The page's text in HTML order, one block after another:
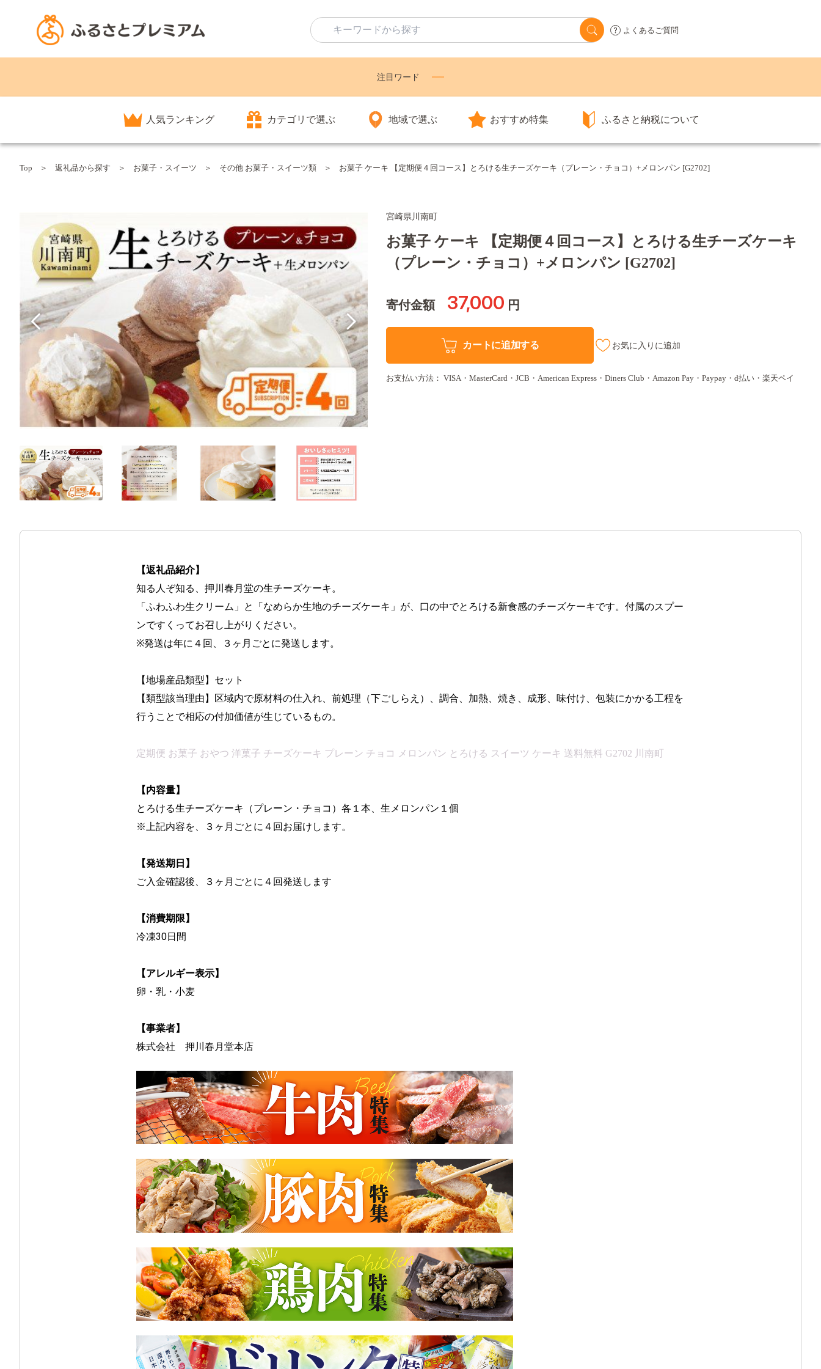
よくあるご質問
注目ワード
人気ランキング カテゴリで選ぶ 地域で選ぶ おすすめ特集 ふるさと納税について
Top 返礼品から探す お菓子・スイーツ その他 お菓子・スイーツ類 お菓子 ケーキ 【定期便４回コース】とろける生チーズケーキ（プレーン・チョコ）+メロンパン [G2702]
宮崎県川南町
お菓子 ケーキ 【定期便４回コース】とろける生チーズケーキ
（プレーン・チョコ）+メロンパン [G2702]
寄付金額 37,000 円
カートに追加する お気に入りに追加
お支払い方法： VISA・MasterCard・JCB・American Express・Diners Club・Amazon Pay・Paypay・d払い・楽天ペイ
【返礼品紹介】
知る人ぞ知る、押川春月堂の生チーズケーキ。
「ふわふわ生クリーム」と「なめらか生地のチーズケーキ」が、口の中でとろける新食感のチーズケーキです。付属のスプー
ンですくってお召し上がりください。
※発送は年に４回、３ヶ月ごとに発送します。
【地場産品類型】セット
【類型該当理由】区域内で原材料の仕入れ、前処理（下ごしらえ）、調合、加熱、焼き、成形、味付け、包装にかかる工程を
行うことで相応の付加価値が生じているもの。
定期便 お菓子 おやつ 洋菓子 チーズケーキ プレーン チョコ メロンパン とろける スイーツ ケーキ 送料無料 G2702 川南町
【内容量】
とろける生チーズケーキ（プレーン・チョコ）各１本、生メロンパン１個
※上記内容を、
３ヶ月ごとに４回お届けします。
【発送期日】
ご入金確認後、３ヶ月ごとに４回発送します
【消費期限】
冷凍30日間
【アレルギー表示】
卵・乳・小麦
【事業者】
株式会社　押川春月堂本店